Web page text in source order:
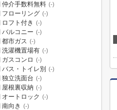
仲介手数料無料 (-)
フローリング (-)
ロフト付き (-)
バルコニー (-)
都市ガス (-)
洗濯機置場有 (-)
ガスコンロ (-)
バス・トイレ別 (-)
独立洗面台 (-)
屋根裏収納 (-)
オートロック (-)
南向き (-)